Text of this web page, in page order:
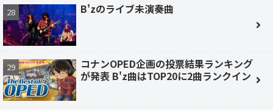
B'zのライブ未演奏曲
コナンOPED企画の投票結果ランキング
が発表 B'z曲はTOP20に2曲ランクイン